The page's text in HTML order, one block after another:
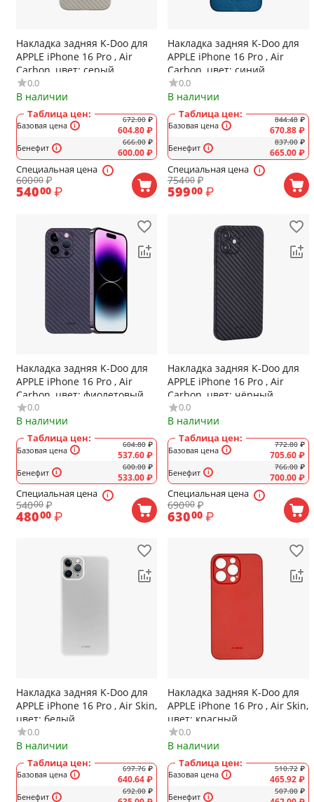
Накладка задняя K-Doo для
APPLE iPhone 16 Pro , Air
Carbon, цвет: серый
0.0
В наличии
Таблица цен:
Базовая цена
Бенефит
672.00 ₽
604.80₽
666.00 ₽
600.00₽
Специальная цена
60000 ₽
54000 ₽
Накладка задняя K-Doo для
APPLE iPhone 16 Pro , Air
Carbon, цвет: синий
0.0
В наличии
Таблица цен:
Базовая цена
Бенефит
844.48 ₽
670.88₽
837.00 ₽
665.00₽
Специальная цена
75400₽
59900 ₽
Накладка задняя K-Doo для
APPLE iPhone 16 Pro , Air
Carbon, цвет: фиолетовый
0.0
В наличии
Таблица цен:
Базовая цена
Бенефит
604.80 ₽
537.60₽
600.00 ₽
533.00₽
Специальная цена
54000 ₽
48000 ₽
Накладка задняя K-Doo для
APPLE iPhone 16 Pro , Air
Carbon, цвет: чёрный
0.0
В наличии
Таблица цен:
Базовая цена
Бенефит
772.80 ₽
705.60₽
766.00 ₽
700.00₽
Специальная цена
69000₽
63000 ₽
Накладка задняя K-Doo для
APPLE iPhone 16 Pro , Air Skin,
цвет: белый
0.0
В наличии
Таблица цен:
Базовая цена
Бенефит
697.76 ₽
640.64₽
692.00 ₽
Накладка задняя K-Doo для
APPLE iPhone 16 Pro , Air Skin,
цвет: красный
0.0
В наличии
Таблица цен:
Базовая цена
Бенефит
510.72 ₽
465.92₽
507.00 ₽